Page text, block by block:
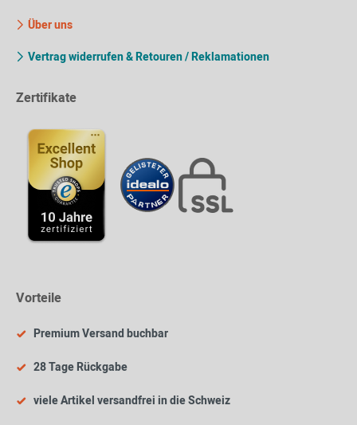
Über uns
Vertrag widerrufen & Retouren / Reklamationen
Zertifikate
Vorteile
Premium Versand buchbar
28 Tage Rückgabe
viele Artikel versandfrei in die Schweiz